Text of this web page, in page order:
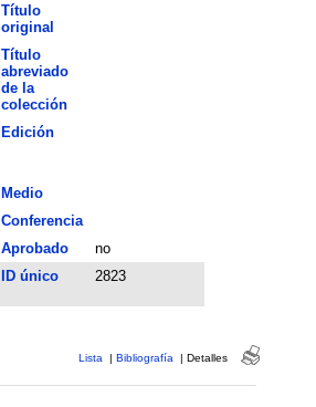
Título
original
Título
abreviado
de la
colección
Edición
Medio
Conferencia
Aprobado
no
ID único 2823
Lista | Bibliografía | Detalles